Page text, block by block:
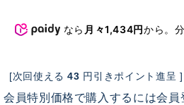
なら 月々1,434円から。
[次回使える 43 円引きポイント進呈 ]
会員特別価格で購入するには会